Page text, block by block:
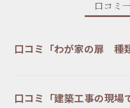
口コミ
口コミ「わが家の扉 種
口コミ「建築工事の現場